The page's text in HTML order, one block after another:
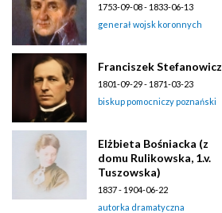
1753-09-08 - 1833-06-13
generał wojsk koronnych
Franciszek Stefanowicz
1801-09-29 - 1871-03-23
biskup pomocniczy poznański
Elżbieta Bośniacka (z
domu Rulikowska, 1.v.
Tuszowska)
1837 - 1904-06-22
autorka dramatyczna